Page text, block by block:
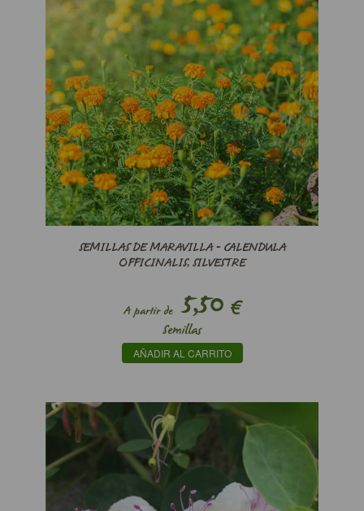
SEMILLAS DE MARAVILLA - CALENDULA
OFFICINALIS, SILVESTRE
A partir de5,50 €
Semillas
AÑADIR AL CARRITO